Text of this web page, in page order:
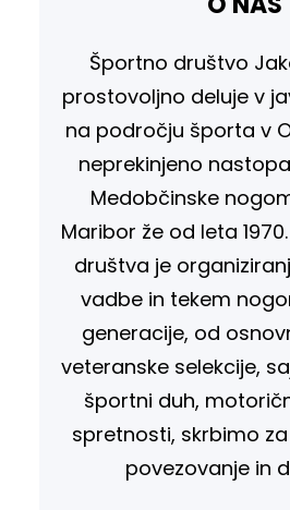
Športno društvo
prostovoljno deluje v
na področju športa v
neprekinjeno
Medobčinske
Maribor že od leta
društva je
vadbe in tekem
generacije, od
veteranske selekcije,
športni duh,
spretnosti, skrbimo
povezovanje in